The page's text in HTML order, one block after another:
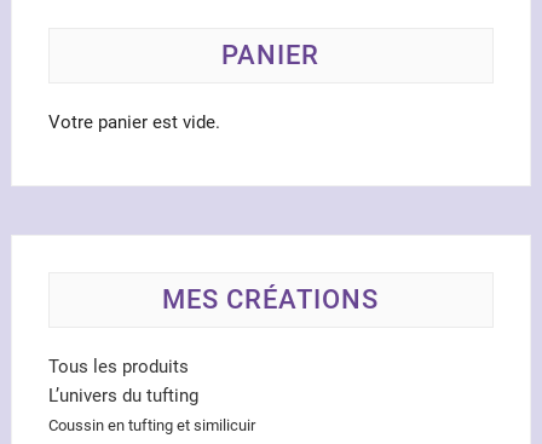
PANIER
Votre panier est vide.
MES CRÉATIONS
Tous les produits
L’univers du tufting
Coussin en tufting et similicuir